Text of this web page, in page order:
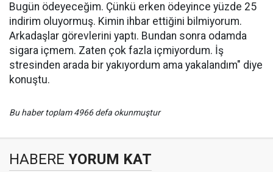
Bugün ödeyeceğim. Çünkü erken ödeyince yüzde 25
indirim oluyormuş. Kimin ihbar ettiğini bilmiyorum.
Arkadaşlar görevlerini yaptı. Bundan sonra odamda
sigara içmem. Zaten çok fazla içmiyordum. İş
stresinden arada bir yakıyordum ama yakalandım" diye
konuştu.
Bu haber toplam 4966 defa okunmuştur
HABERE YORUM KAT